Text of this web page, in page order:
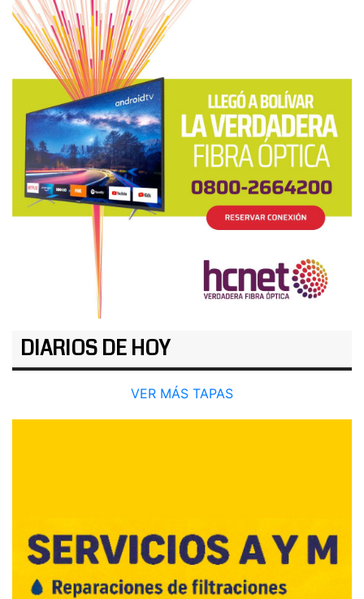
DIARIOS DE HOY
VER MÁS TAPAS